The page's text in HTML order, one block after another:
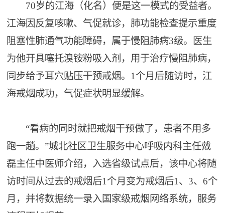
70岁的江海（化名）便是这一模式的受益者。
江海因反复咳嗽、气促就诊，肺功能检查提示重度
阻塞性肺通气功能障碍，属于慢阻肺病3级。医生
为他开具噻托溴铵粉吸入剂，用于治疗慢阻肺病，
同步给予耳穴贴压干预戒烟。1个月后随访时，江
海戒烟成功，气促症状明显缓解。
“看病的同时就把戒烟干预做了，患者不用多
跑一趟。”城北社区卫生服务中心呼吸内科主任戴
磊主任中医师介绍，入选省级试点后，该中心将随
访时间从过去的戒烟后1个月变为戒烟后1、3、6个
月，并将数据统一录入国家级戒烟网络系统，服务